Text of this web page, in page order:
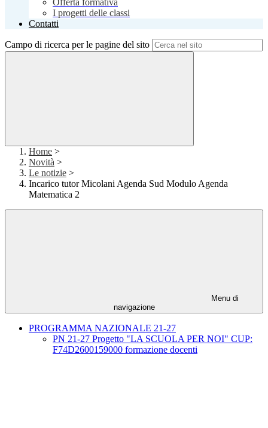
Offerta formativa
I progetti delle classi
Contatti
Campo di ricerca per le pagine del sito
Home >
Novità >
Le notizie >
Incarico tutor Micolani Agenda Sud Modulo Agenda
Matematica 2
Menu di
navigazione
PROGRAMMA NAZIONALE 21-27
PN 21-27 Progetto "LA SCUOLA PER NOI" CUP:
F74D2600159000 formazione docenti